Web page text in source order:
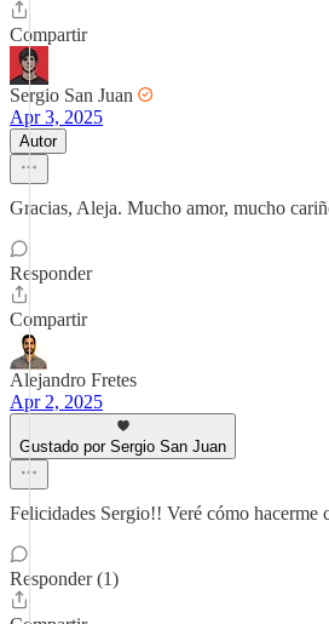
Compartir
Sergio San Juan
Apr 3, 2025
Autor
Gracias, Aleja. Mucho amor, mucho
Responder
Compartir
Alejandro Fretes
Apr 2, 2025
Gustado por Sergio San Juan
Felicidades Sergio!! Veré cómo hacerme
Responder (1)